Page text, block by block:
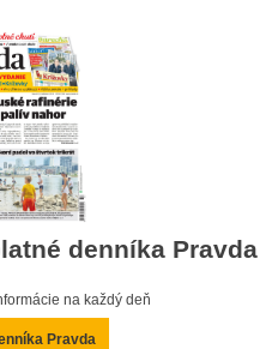
denníka Pravda
na každý deň
Pravda